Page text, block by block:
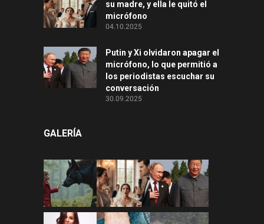
su madre, y ella le quitó el
micrófono
04.10.2025
Putin y Xi olvidaron apagar el
micrófono, lo que permitió a
los periodistas escuchar su
conversación
30.09.2025
GALERÍA